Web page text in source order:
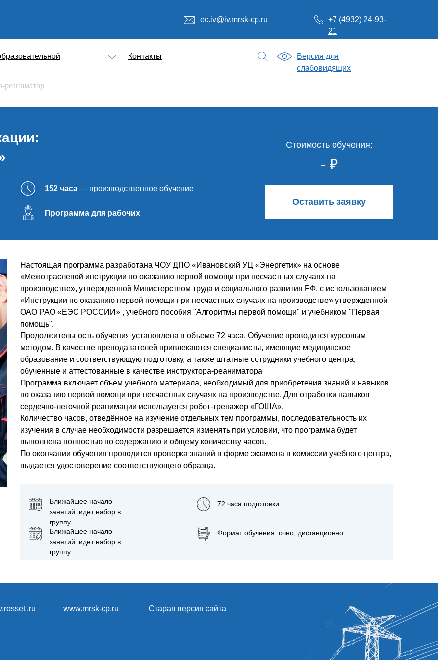
ec.iv@iv.mrsk-cp.ru
+7 (4932) 24-93-
21
Контакты
Версия для
слабовидящих
реаниматор
152 часа — производственное обучение
Программа для рабочих
Оставить заявку
- ₽
Стоимость обучения:
Ближайшее начало
занятий: идет набор в
группу
Ближайшее начало
занятий: идет набор в
группу
72 часа подготовки
Формат обучения: очно, дистанционно.
Настоящая программа разработана ЧОУ ДПО «Ивановский УЦ «Энергетик» на основе
«Межотраслевой инструкции по оказанию первой помощи при несчастных случаях на
производстве», утвержденной Министерством труда и социального развития РФ, с использованием
«Инструкции по оказанию первой помощи при несчастных случаях на производстве» утвержденной
ОАО РАО «ЕЭС РОССИИ» , учебного пособия "Алгоритмы первой помощи" и учебником "Первая
помощь".
Продолжительность обучения установлена в объеме 72 часа. Обучение проводится курсовым
методом. В качестве преподавателей привлекаются специалисты, имеющие медицинское
образование и соответствующую подготовку, а также штатные сотрудники учебного центра,
обученные и аттестованные в качестве инструктора-реаниматора
Программа включает объем учебного материала, необходимый для приобретения знаний и навыков
по оказанию первой помощи при несчастных случаях на производстве. Для отработки навыков
сердечно-легочной реанимации используется робот-тренажер «ГОША».
Количество часов, отведённое на изучение отдельных тем программы, последовательность их
изучения в случае необходимости разрешается изменять при условии, что программа будет
выполнена полностью по содержанию и общему количеству часов.
По окончании обучения проводится проверка знаний в форме экзамена в комиссии учебного центра,
выдается удостоверение соответствующего образца.
www.mrsk-cp.ru Старая версия сайта